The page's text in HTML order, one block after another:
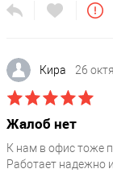
Кира 26
Жалоб нет
К нам в офис тоже
Работает надежно